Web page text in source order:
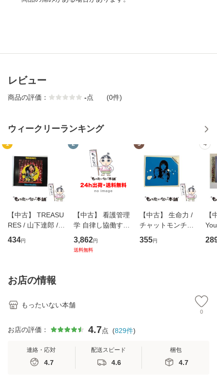
レビュー
商品の評価： -点 (0件)
ウィークリーランキング
1
【中古】 TREASU
RES / 山下達郎 /
イーストウエス
ト・ジャパン [CD]
434円
2
【中古】 看護管理
学 自律し協働する
専門職の看護マネ
ジメントスキル 改
3,862円
送料無料
3
【中古】 生命力 /
チャットモンチー /
キューンレコード
[CD]【メール便送
355円
4
【
のが
お店の情報
もったいない本舗
0
お店の評価： 4.7点 (829件)
連絡・応対
4.7
配送スピード
4.6
梱包
4.7